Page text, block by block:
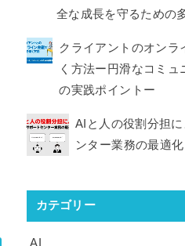
全な成長を守るための
クライアントのオンラ
く方法ー円滑なコミュ
の実践ポイントー
AIと人の役割分担
ンター業務の最適化
カテゴリー
AI